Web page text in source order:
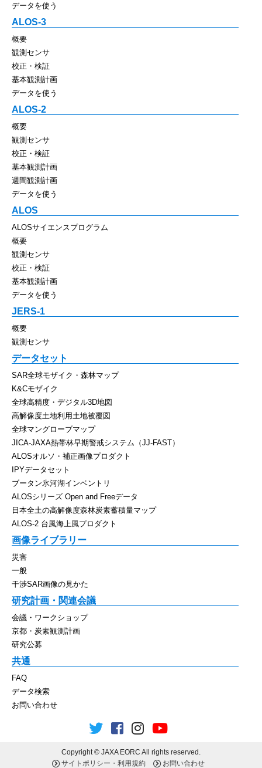
データを使う
ALOS-3
概要
観測センサ
校正・検証
基本観測計画
データを使う
ALOS-2
概要
観測センサ
校正・検証
基本観測計画
週間観測計画
データを使う
ALOS
ALOSサイエンスプログラム
概要
観測センサ
校正・検証
基本観測計画
データを使う
JERS-1
概要
観測センサ
データセット
SAR全球モザイク・森林マップ
K&Cモザイク
全球高精度・デジタル3D地図
高解像度土地利用土地被覆図
全球マングローブマップ
JICA-JAXA熱帯林早期警戒システム（JJ-FAST）
ALOSオルソ・補正画像プロダクト
IPYデータセット
ブータン氷河湖インベントリ
ALOSシリーズ Open and Freeデータ
日本全土の高解像度森林炭素蓄積量マップ
ALOS-2 台風海上風プロダクト
画像ライブラリー
災害
一般
干渉SAR画像の見かた
研究計画・関連会議
会議・ワークショップ
京都・炭素観測計画
研究公募
共通
FAQ
データ検索
お問い合わせ
Copyright © JAXA EORC All rights reserved.
サイトポリシー・利用規約
お問い合わせ